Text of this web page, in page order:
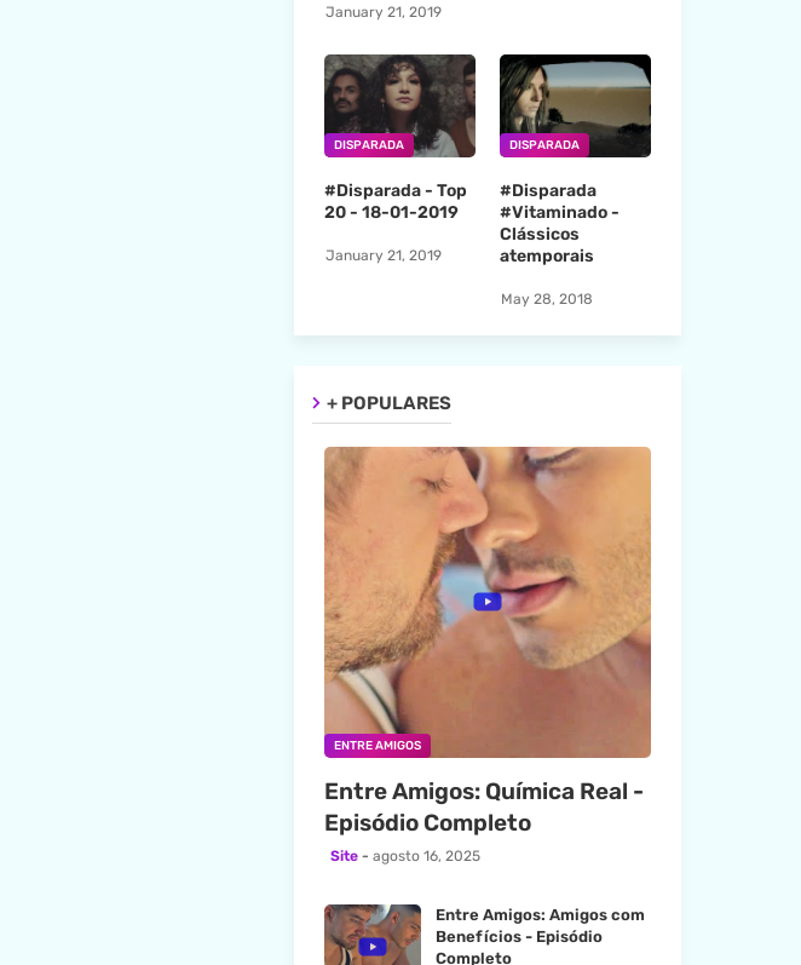
January 21, 2019
DISPARADA
#Disparada - Top
20 - 18-01-2019
January 21, 2019
DISPARADA
#Disparada
#Vitaminado -
Clássicos
atemporais
May 28, 2018
+ POPULARES
ENTRE AMIGOS
Entre Amigos: Química Real -
Episódio Completo
Site agosto 16, 2025
Entre Amigos: Amigos com
Benefícios - Episódio
Completo